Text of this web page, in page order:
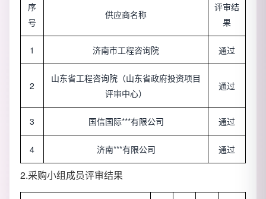
序
号
供应商名称
评审结
果
1 济南市工程咨询院 通过
2
山东省工程咨询院（山东省政府投资项目
评审中心）
通过
3 国信国际***有限公司 通过
4 济南***有限公司 通过
2.采购小组成员评审结果